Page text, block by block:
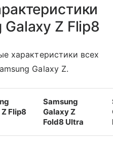
Z Flip8
характеристики всех
Galaxy Z.
Flip8
Samsung
Galaxy Z
Fold8 Ultra